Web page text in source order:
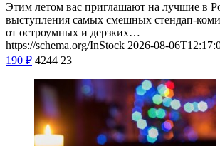
Этим летом вас приглашают на лучшие в
выступления самых смешных стендап-
от остроумных и дерзких…
https://schema.org/InStock 2026-08-
190 ₽ 4244 23